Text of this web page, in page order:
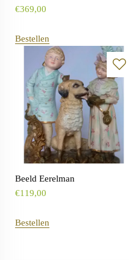
€369,00
Bestellen
Beeld Eerelman
€119,00
Bestellen